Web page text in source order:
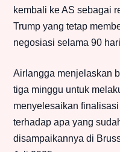
kembali ke AS sebagai
Trump yang tetap
negosiasi selama 90
Airlangga menjelaskan
tiga minggu untuk
menyelesaikan
terhadap apa yang
disampaikannya di